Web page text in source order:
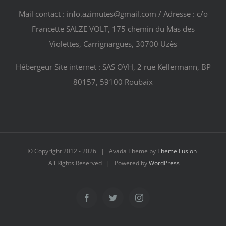
Mail contact : info.azimutes@gmail.com / Adresse : c/o
Francette SALZE VOLT, 175 chemin du Mas des
Violettes, Carrignargues, 30700 Uzès
Hébergeur Site internet : SAS OVH, 2 rue Kellermann, BP
80157, 59100 Roubaix
© Copyright 2012 -2026 | Avada Theme byTheme Fusion
All Rights Reserved | Powered byWordPress
FacebookTwitter Instagram